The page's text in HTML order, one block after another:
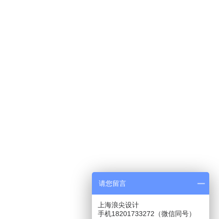
请您留言
上海浪尖设计
手机18201733272（微信同号）